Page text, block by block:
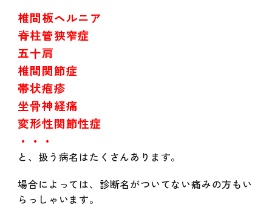
椎間板ヘルニア
脊柱管狭窄症
五十肩
椎間関節症
帯状疱疹
坐骨神経痛
変形性関節性症
・・・
と、扱う病名はたくさんあります。
場合によっては、診断名がついてない痛みの方もい
らっしゃいます。